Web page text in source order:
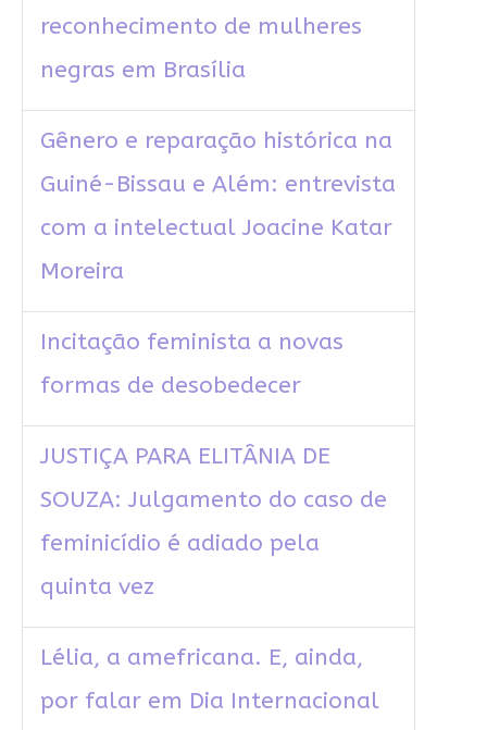
reconhecimento de mulheres
negras em Brasília
Gênero e reparação histórica na
Guiné-Bissau e Além: entrevista
com a intelectual Joacine Katar
Moreira
Incitação feminista a novas
formas de desobedecer
JUSTIÇA PARA ELITÂNIA DE
SOUZA: Julgamento do caso de
feminicídio é adiado pela
quinta vez
Lélia, a amefricana. E, ainda,
por falar em Dia Internacional